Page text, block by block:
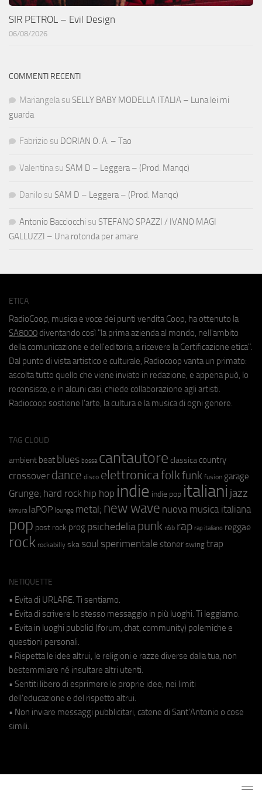
SIR PETROL – Evil Design
06/08/2026
COMMENTI RECENTI
Mariangela su SELLY BABY MODELLA ITALIA – Luna lei mi
guarda
Fabrizio su DORIAN O. A. – Tao
Valentina su SAM D – Leggera – (Prod. Manqc)
Danilo su SAM D – Leggera – (Prod. Manqc)
Antonio Bacciocchi su STEFANO SPAZZI / IVANO MAGI
GALLUZZI – Una rotonda per amare
ETICA
RadioCoop, musica e voce dei punti vendita Coop, ha ottenuto la
SA8000 diventando così "la prima azienda al mondo, nell'ambito
della comunicazione e dell'editoria, a ricevere la Certificazione etica".
Dal punto di vista artistico e culturale, Radiocoop vanta un primato:
ascolta tutto quello che viene inviato in redazione, e appena può, lo
recensisce, e in alcuni casi, chiede collaborazione agli artisti.
Radiocoop sostiene l'arte, la cultura e la musica di ogni genere.
TAG CLOUD
ambient beat blues bossa cantautore classica country
crossover dance disco elettronicafolkfunk fusion garage
Grunge; hard rock hip hop indie indie pop italiani jazz
kimura laPOP lounge metal; new wave nuova musica italiana
pop post rock prog psichedeliapunk r&b rap rap italiano reggae
rock rockabilly ska soul sperimentale stoner swing trap
NETIQUETTE
• Evita di URLARE. Ti sentiamo.
• Evita di scrivere lo stesso messaggio in più luoghi. Ti leggiamo.
• Evita in luoghi pubblici (forum, chat, community) polemiche e
questioni personali.
• Rispetta le idee altrui, le religioni e razze diverse dalla tua, non
bestemmiare né insultare altri utenti.
• Sentiti libero di esprimere le proprie idee, nei limiti
dell'educazione e del rispetto altrui.
• Non inviare messaggi pubblicitari, catene di Sant'Antonio o cose
simili.